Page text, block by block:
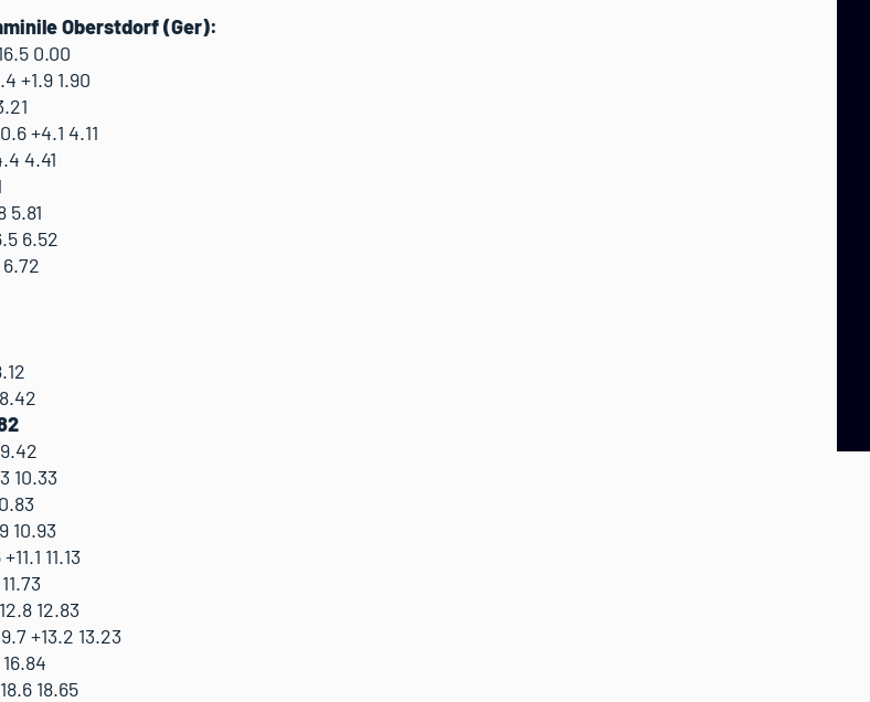
Oberstdorf (Ger):
0.00
+1.9 1.90
+4.1 4.11
4.41
5.81
6.52
10.33
10.93
11.13
12.83
+13.2 13.23
18.65